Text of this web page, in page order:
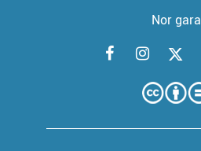
Nor gara